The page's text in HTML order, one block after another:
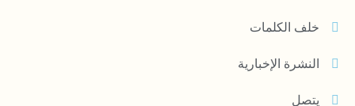
خلف الكلمات
النشرة الإخبارية
يتصل